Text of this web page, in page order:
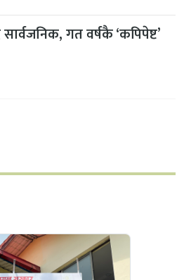
सार्वजनिक, गत वर्षकै ‘कपिपेष्ट’